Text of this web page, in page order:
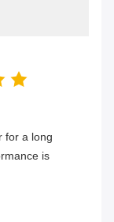
for a long
is